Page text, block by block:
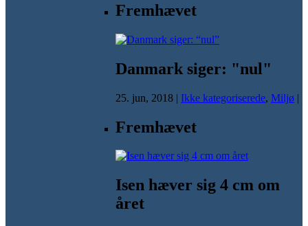
Fremhævet
Danmark siger: "nul"
25. jun, 2018 | Ikke kategoriserede, Miljø |
Fremhævet
Isen hæver sig 4 cm om
året